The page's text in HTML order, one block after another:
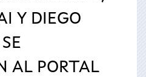
Y DIEGO
AL PORTAL